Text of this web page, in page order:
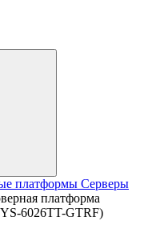
платформы Серверы
платформа
6026TT-GTRF)